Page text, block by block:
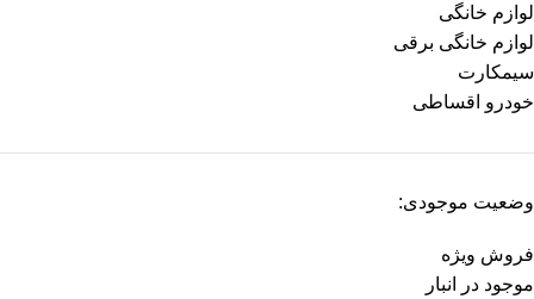
لوازم خانگی
لوازم خانگی برقی
سیمکارت
خودرو اقساطی
وضعیت موجودی:
فروش ویژه
موجود در انبار